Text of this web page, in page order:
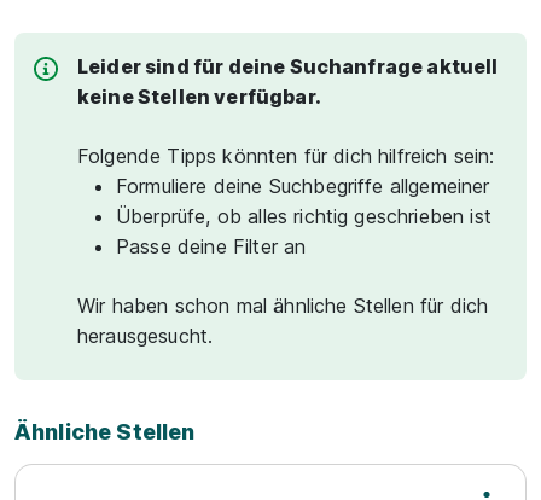
Leider sind für deine Suchanfrage aktuell
keine Stellen verfügbar.
Folgende Tipps könnten für dich hilfreich sein:
Formuliere deine Suchbegriffe allgemeiner
Überprüfe, ob alles richtig geschrieben ist
Passe deine Filter an
Wir haben schon mal ähnliche Stellen für dich
herausgesucht.
Ähnliche Stellen